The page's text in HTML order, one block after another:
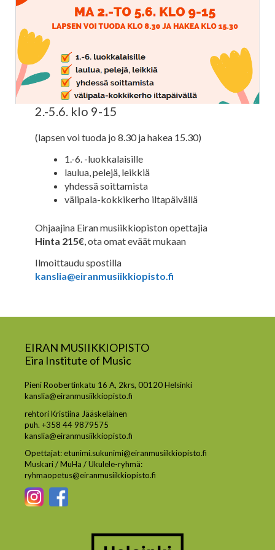
2.-5.6. klo 9-15
(lapsen voi tuoda jo 8.30 ja hakea 15.30)
1.-6. -luokkalaisille
laulua, pelejä, leikkiä
yhdessä soittamista
välipala-kokkikerho iltapäivällä
Ohjaajina Eiran musiikkiopiston opettajia
Hinta 215€, ota omat eväät mukaan
Ilmoittaudu spostilla
kanslia@eiranmusiikkiopisto.fi
EIRAN MUSIIKKIOPISTO
Eira Institute of Music
Pieni Roobertinkatu 16 A, 2krs, 00120 Helsinki
kanslia@eiranmusiikkiopisto.fi
rehtori Kristiina Jääskeläinen
puh. +358 44 9879575
kanslia@eiranmusiikkiopisto.fi
Opettajat: etunimi.sukunimi@eiranmusiikkiopisto.fi
Muskari / MuHa / Ukulele-ryhmä:
ryhmaopetus@eiranmusiikkiopisto.fi